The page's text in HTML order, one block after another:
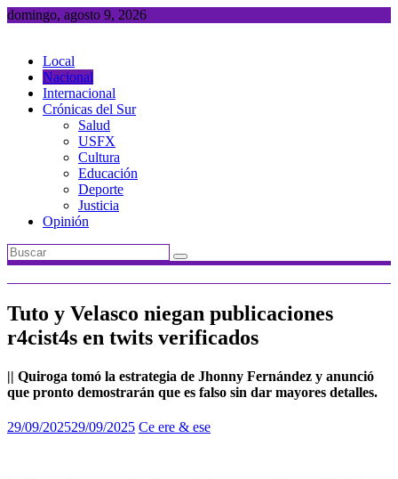
Saltar
domingo, agosto 9, 2026
Local
Nacional
Internacional
Crónicas del Sur
Salud
USFX
Cultura
Educación
Deporte
Justicia
Opinión
Tuto y Velasco niegan publicaciones
r4cist4s en twits verificados
|| Quiroga tomó la estrategia de Jhonny Fernández y anunció
que pronto demostrarán que es falso sin dar mayores detalles.
29/09/202529/09/2025 Ce ere & ese